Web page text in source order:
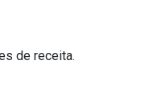
de receita.